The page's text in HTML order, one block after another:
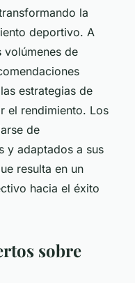
la
deportivo. A
volúmenes de
estrategias de
el rendimiento. Los
de
y adaptados a sus
resulta en un
hacia el éxito
sobre